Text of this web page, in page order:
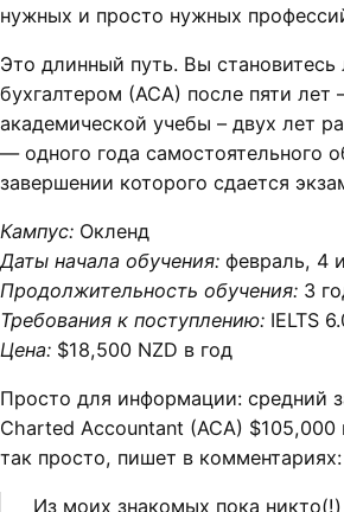
нужных и просто нужных
Это длинный путь. Вы
бухгалтером (АСА) после пяти лет
академической учебы – двух лет
— одного года самостоятельного
завершении которого сдается
Кампус: Окленд
Даты начала обучения: февраль, 4
Продолжительность обучения: 3
Требования к поступлению: IELTS
Цена: $18,500 NZD в год
Просто для информации: средний
Charted Accountant (ACA) $105,000
так просто, пишет в комментариях:
Из моих знакомых пока